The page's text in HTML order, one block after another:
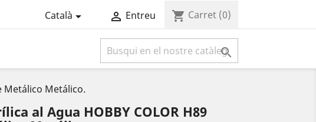
Català  Entreu shopping_cart Carret (0)

Metálico Metálico.
al Agua HOBBY COLOR H89